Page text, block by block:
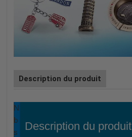
Description du produit
N
b
s
Description du produit